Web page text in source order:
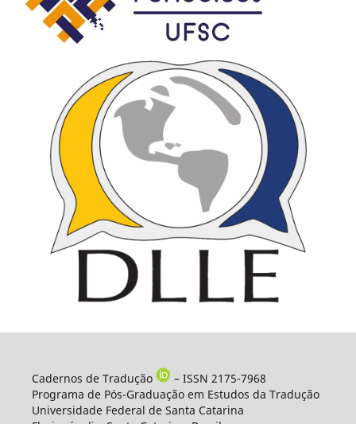
Cadernos de Tradução
– ISSN 2175-7968
Programa de Pós-Graduação em Estudos da Tradução
Universidade Federal de Santa Catarina